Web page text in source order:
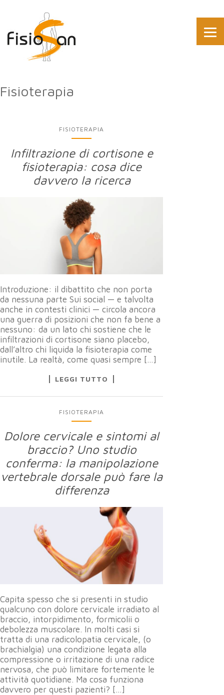
Fisioterapia
FISIOTERAPIA
Infiltrazione di cortisone e
fisioterapia: cosa dice
davvero la ricerca
Introduzione: il dibattito che non porta
da nessuna parte Sui social — e talvolta
anche in contesti clinici — circola ancora
una guerra di posizioni che non fa bene a
nessuno: da un lato chi sostiene che le
infiltrazioni di cortisone siano placebo,
dall’altro chi liquida la fisioterapia come
inutile. La realtà, come quasi sempre […]
LEGGI TUTTO
FISIOTERAPIA
Dolore cervicale e sintomi al
braccio? Uno studio
conferma: la manipolazione
vertebrale dorsale può fare la
differenza
Capita spesso che si presenti in studio
qualcuno con dolore cervicale irradiato al
braccio, intorpidimento, formicolii o
debolezza muscolare. In molti casi si
tratta di una radicolopatia cervicale, (o
brachialgia) una condizione legata alla
compressione o irritazione di una radice
nervosa, che può limitare fortemente le
attività quotidiane. Ma cosa funziona
davvero per questi pazienti? […]